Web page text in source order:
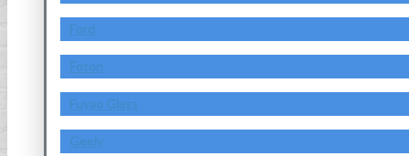
Ford
Foton
Fuyao Glass
Geely